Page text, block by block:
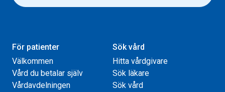
För patienter
Välkommen
Vård du betalar själv
Vårdavdelningen
Sök vård
Hitta vårdgivare
Sök läkare
Sök vård